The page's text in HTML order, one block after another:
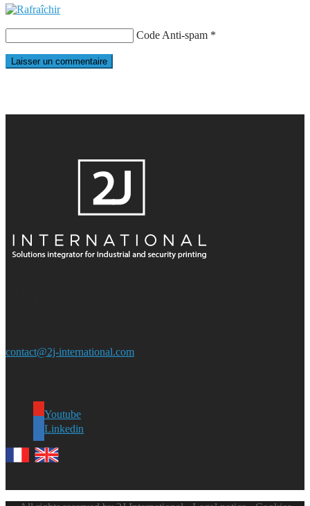
Code Anti-spam *
contact@2j-international.com
Youtube
Linkedin